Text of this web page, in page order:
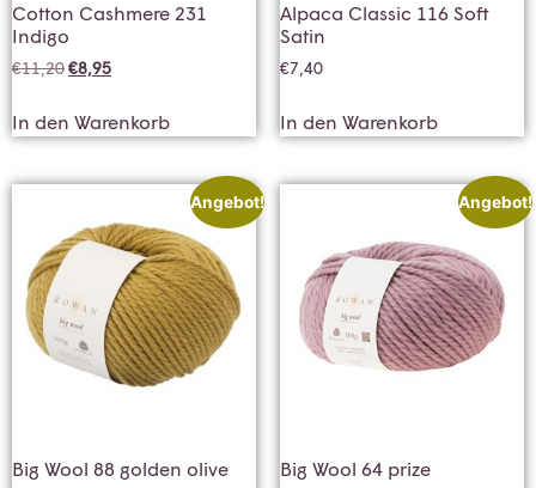
Cotton Cashmere 231
Indigo
€11,20€8,95
In den Warenkorb
Alpaca Classic 116 Soft
Satin
€7,40
In den Warenkorb
Angebot!
Big Wool 88 golden olive
Angebot!
Big Wool 64 prize